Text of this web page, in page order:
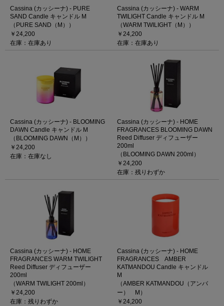
Cassina (カッシーナ) - PURE
SAND Candle キャンドル M
（PURE SAND（M））
￥24,200
在庫：在庫あり
Cassina (カッシーナ) - WARM
TWILIGHT Candle キャンドル M
（WARM TWILIGHT（M））
￥24,200
在庫：在庫あり
Cassina (カッシーナ) - BLOOMING
DAWN Candle キャンドル M
（BLOOMING DAWN（M））
￥24,200
在庫：在庫なし
Cassina (カッシーナ) - HOME
FRAGRANCES BLOOMING DAWN
Reed Diffuser ディフューザー
200ml
（BLOOMING DAWN 200ml）
￥24,200
在庫：残りわずか
Cassina (カッシーナ) - HOME
FRAGRANCES WARM TWILIGHT
Reed Diffuser ディフューザー
200ml
（WARM TWILIGHT 200ml）
￥24,200
在庫：残りわずか
Cassina (カッシーナ) - HOME
FRAGRANCES AMBER
KATMANDOU Candle キャンドル
M
（AMBER KATMANDOU（アンバ
ー） M）
￥24,200